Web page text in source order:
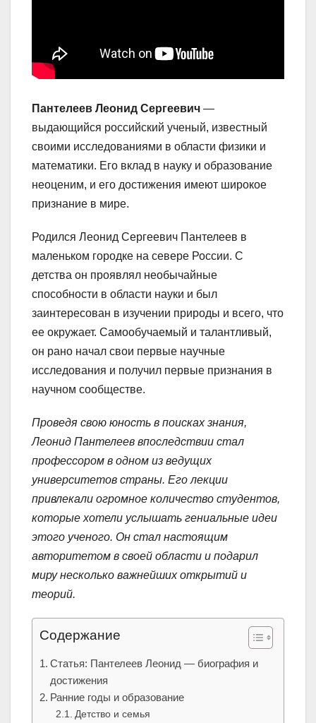
Пантелеев Леонид Сергеевич —
выдающийся российский ученый, известный
своими исследованиями в области физики и
математики. Его вклад в науку и образование
неоценим, и его достижения имеют широкое
признание в мире.
Родился Леонид Сергеевич Пантелеев в
маленьком городке на севере России. С
детства он проявлял необычайные
способности в области науки и был
заинтересован в изучении природы и всего, что
ее окружает. Самообучаемый и талантливый,
он рано начал свои первые научные
исследования и получил первые признания в
научном сообществе.
Проведя свою юность в поисках знания,
Леонид Пантелеев впоследствии стал
профессором в одном из ведущих
университетов страны. Его лекции
привлекали огромное количество студентов,
которые хотели услышать гениальные идеи
этого ученого. Он стал настоящим
авторитетом в своей области и подарил
миру несколько важнейших открытий и
теорий.
Содержание
Статья: Пантелеев Леонид — биография и
достижения
Ранние годы и образование
Детство и семья